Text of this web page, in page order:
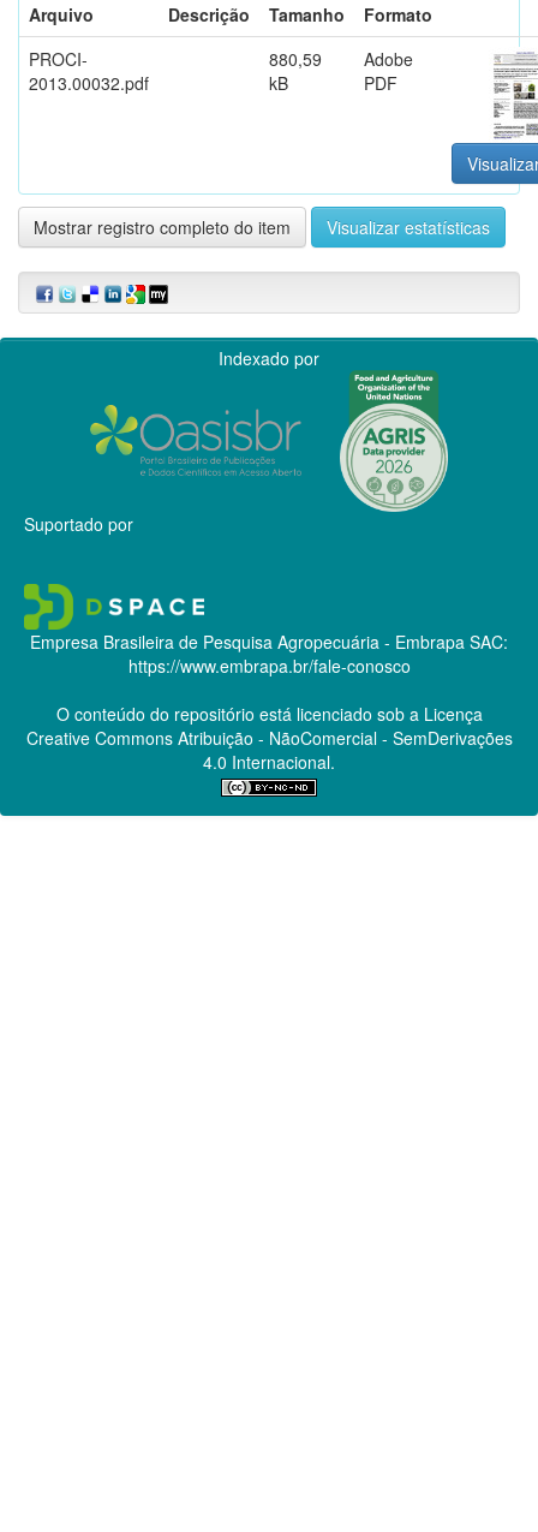
Arquivo
Descrição Tamanho
Formato
PROCI-
2013.00032.pdf
880,59
kB
Adobe
PDF
Mostrar registro completo do item Visualizar estatísticas
Indexado por
Suportado por
Empresa Brasileira de Pesquisa Agropecuária - Embrapa SAC:
https://www.embrapa.br/fale-conosco
O conteúdo do repositório está licenciado sob a Licença
Creative CommonsAtribuição - NãoComercial - SemDerivações
4.0 Internacional.